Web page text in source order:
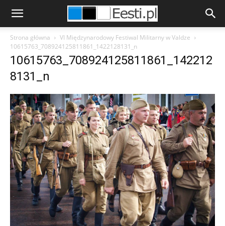
Strona główna
VI Międzynarodowy Festiwal Militarny w Valdze
10615763_708924125811861_1422128131_n
10615763_708924125811861_142212
8131_n